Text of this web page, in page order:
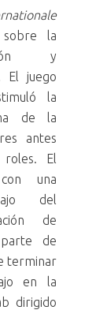
la
y
El juego
la
de la
antes
El
una
del
de
de
terminar
en la
dirigido